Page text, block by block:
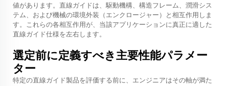
値があります。直線ガイドは、駆動機構、構造フレーム、潤滑シス
テム、および機械の環境外装（エンクロージャー）と相互作用しま
す。これらの各相互作用が、当該アプリケーションに真正に適した
直線ガイド仕様を左右します。
選定前に定義すべき主要性能パラメー
ター
特定の直線ガイド製品を評価する前に、エンジニアはその軸が満た